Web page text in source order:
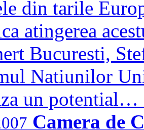
din tarile
atingerea
Bucuresti,
Natiunilor
un potential…
Camera de